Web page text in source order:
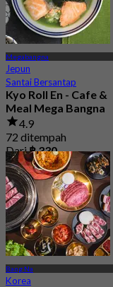
Megabangna
Jepun
Santai Bersantap
Kyo Roll En - Cafe &
Meal Mega Bangna
4.9
72 ditempah
Dari฿ 330
Bang Na
Korea